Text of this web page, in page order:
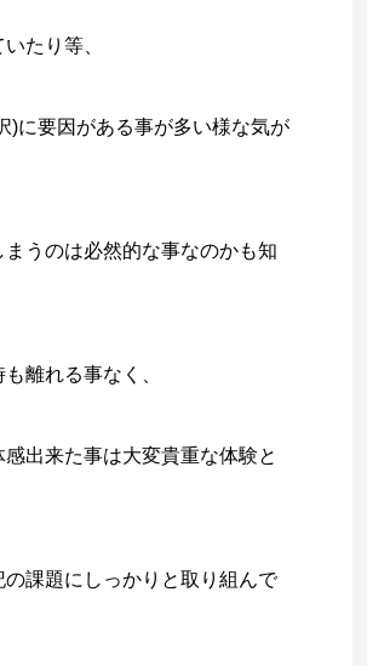
たり等、
)に要因がある事が多い様な気が
うのは必然的な事なのかも知
離れる事なく、
出来た事は大変貴重な体験と
課題にしっかりと取り組んで